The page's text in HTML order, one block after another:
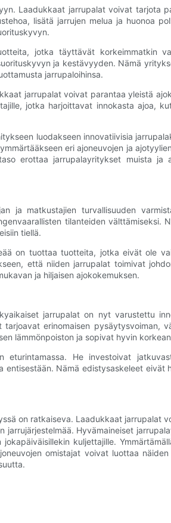
Laadukkaat jarrupalat voivat tarjota
lisätä jarrujen melua ja huonoa
jotka täyttävät korkeimmatkin
ja kestävyyden. Nämä
jarrupaloihinsa.
jarrupalat voivat parantaa yleistä
jotka harjoittavat innokasta ajoa,
luodakseen innovatiivisia
eri ajoneuvojen ja
erottaa jarrupalayritykset muista
ja matkustajien turvallisuuden
tilanteiden välttämiseksi.
tiellä.
on tuottaa tuotteita, jotka eivät ole
että niiden jarrupalat toimivat
ja hiljaisen ajokokemuksen.
jarrupalat on nyt varustettu
erinomaisen pysäytysvoiman,
lämmönpoiston ja sopivat hyvin
eturintamassa. He investoivat
Nämä edistysaskeleet
on ratkaiseva. Laadukkaat jarrupalat
jarrujärjestelmää. Hyvämaineiset
kuljettajille.
omistajat voivat luottaa